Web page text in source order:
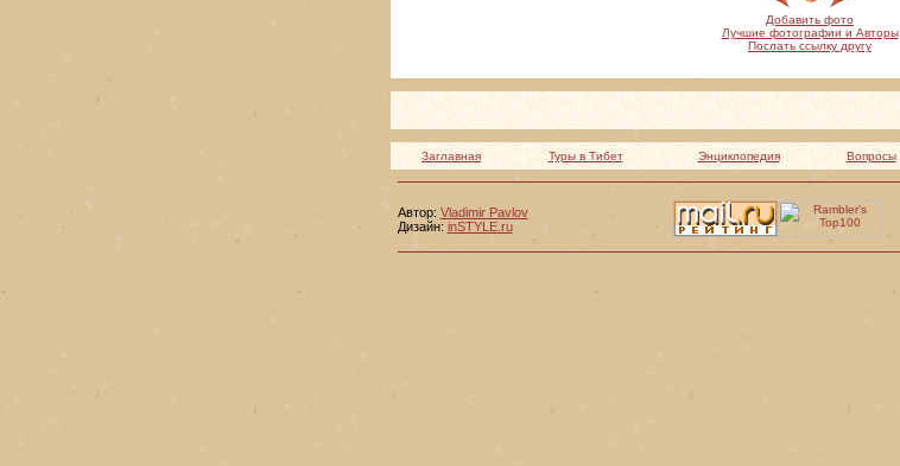
Добавить фото
Лучшие фотографии и Авторы
Послать ссылку другу
Заглавная Туры в Тибет Энциклопедия Вопросы
Автор: Vladimir Pavlov
Дизайн: inSTYLE.ru